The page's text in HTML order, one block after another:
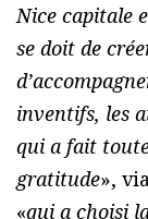
Nice capitale
se doit de
inventifs, les
qui a fait
gratitude»,
«qui a choisi